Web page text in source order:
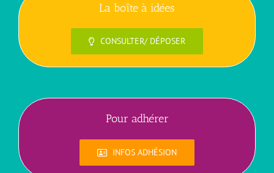
La boîte à idées
CONSULTER/ DÉPOSER
Pour adhérer
INFOS ADHÉSION